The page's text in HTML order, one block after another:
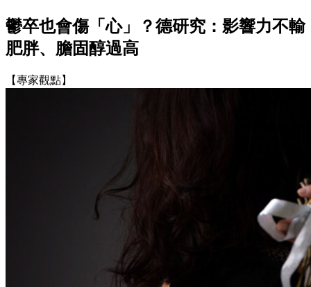
鬱卒也會傷「心」？德研究：影響力不輸
肥胖、膽固醇過高
【專家觀點】